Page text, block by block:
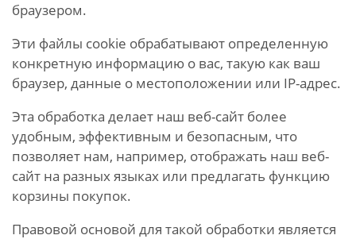
браузером.
Эти файлы cookie обрабатывают определенную
конкретную информацию о вас, такую ​​как ваш
браузер, данные о местоположении или IP-адрес.
Эта обработка делает наш веб-сайт более
удобным, эффективным и безопасным, что
позволяет нам, например, отображать наш веб-
сайт на разных языках или предлагать функцию
корзины покупок.
Правовой основой для такой обработки является